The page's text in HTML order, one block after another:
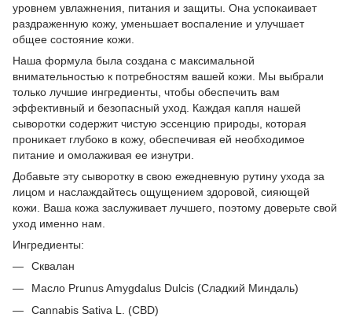
уровнем увлажнения, питания и защиты. Она успокаивает
раздраженную кожу, уменьшает воспаление и улучшает
общее состояние кожи.
Наша формула была создана с максимальной
внимательностью к потребностям вашей кожи. Мы выбрали
только лучшие ингредиенты, чтобы обеспечить вам
эффективный и безопасный уход. Каждая капля нашей
сыворотки содержит чистую эссенцию природы, которая
проникает глубоко в кожу, обеспечивая ей необходимое
питание и омолаживая ее изнутри.
Добавьте эту сыворотку в свою ежедневную рутину ухода за
лицом и наслаждайтесь ощущением здоровой, сияющей
кожи. Ваша кожа заслуживает лучшего, поэтому доверьте свой
уход именно нам.
Ингредиенты:
Сквалан
Масло Prunus Amygdalus Dulcis (Сладкий Миндаль)
Cannabis Sativa L. (CBD)